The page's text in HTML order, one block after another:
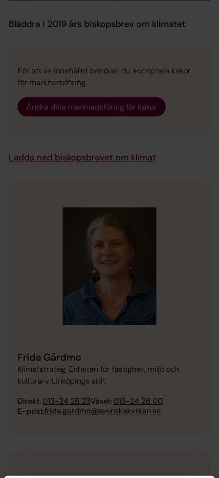
Bläddra i 2019 års biskopsbrev om klimatet
För att se innehållet behöver du acceptera kakor
för marknadsföring.
Ändra dina marknadsföring för kakor
Ladda ned biskopsbrevet om klimat
Frida Gårdmo
Klimatstrateg, Enheten för fastighet, miljö och
kulturarv, Linköpings stift
Direkt: 013-24 26 23Växel: 013-24 26 00
E-post:frida.gardmo@svenskakyrkan.se